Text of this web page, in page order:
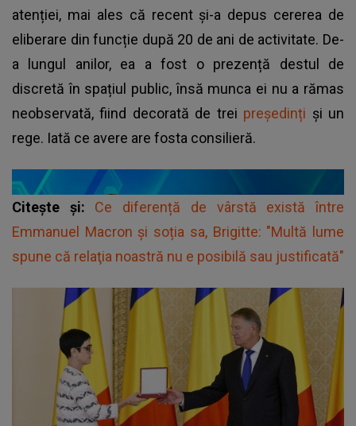
atenției, mai ales că recent și-a depus cererea de
eliberare din funcție după 20 de ani de activitate. De-
a lungul anilor, ea a fost o prezență destul de
discretă în spațiul public, însă munca ei nu a rămas
neobservată, fiind decorată de trei președinți și un
rege. Iată ce avere are fosta consilieră.
Citește și: Ce diferență de vârstă există între
Emmanuel Macron și soția sa, Brigitte: "Multă lume
spune că relaţia noastră nu e posibilă sau justificată"